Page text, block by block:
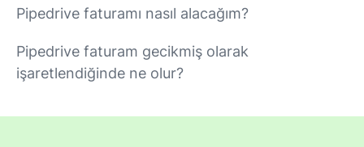
Pipedrive faturamı nasıl alacağım?
Pipedrive faturam gecikmiş olarak
işaretlendiğinde ne olur?